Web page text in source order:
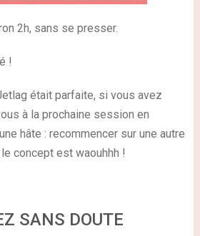
2h, sans se presser.
!
était parfaite, si vous avez
à la prochaine session en
hâte : recommencer sur une autre
concept est waouhhh !
SANS DOUTE